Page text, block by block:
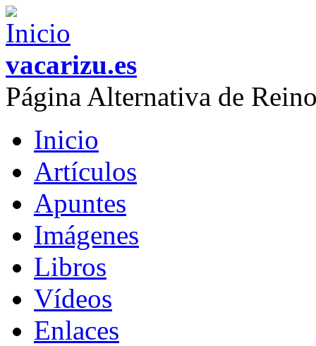
Skip to main content
vacarizu.es
Página Alternativa de
Main menu
Inicio
Artículos
Apuntes
Imágenes
Libros
Vídeos
Enlaces